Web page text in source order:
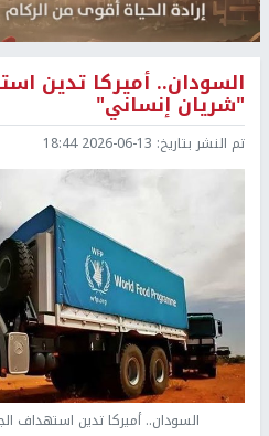
السودان.. أميركا تدين
"شريان إنساني"
تم النشر بتاريخ: 2026-06-13 18:44
السودان.. أميركا تدين استهداف